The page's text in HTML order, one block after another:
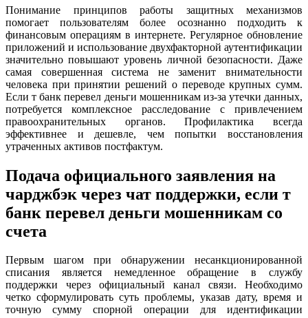
Понимание принципов работы защитных механизмов
помогает пользователям более осознанно подходить к
финансовым операциям в интернете. Регулярное обновление
приложений и использование двухфакторной аутентификации
значительно повышают уровень личной безопасности. Даже
самая совершенная система не заменит внимательности
человека при принятии решений о переводе крупных сумм.
Если т банк перевел деньги мошенникам из-за утечки данных,
потребуется комплексное расследование с привлечением
правоохранительных органов. Профилактика всегда
эффективнее и дешевле, чем попытки восстановления
утраченных активов постфактум.
Подача официального заявления на
чарджбэк через чат поддержки, если т
банк перевел деньги мошенникам со
счета
Первым шагом при обнаружении несанкционированной
списания является немедленное обращение в службу
поддержки через официальный канал связи. Необходимо
четко сформулировать суть проблемы, указав дату, время и
точную сумму спорной операции для идентификации